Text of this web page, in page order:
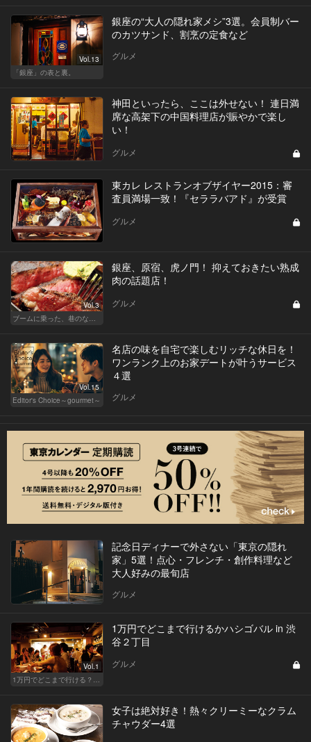
Vol.13
「銀座」の表と裏。
銀座の“大人の隠れ家メシ”3選。会員制バー
のカツサンド、割烹の定食など
グルメ
神田といったら、ここは外せない！ 連日満
席な高架下の中国料理店が賑やかで楽し
い！
グルメ
東カレ レストランオブザイヤー2015：審
査員満場一致！『セララバアド』が受賞
グルメ
Vol.3
ブームに乗った、巷のなんちゃってに喝！ 真実の熟成肉しか食べたくない！
銀座、原宿、虎ノ門！ 抑えておきたい熟成
肉の話題店！
グルメ
Vol.15
Editor's Choice～gourmet～
名店の味を自宅で楽しむリッチな休日を！
ワンランク上のお家デートが叶うサービス
４選
グルメ
記念日ディナーで外さない「東京の隠れ
家」5選！点心・フレンチ・創作料理など
大人好みの最旬店
グルメ
Vol.1
1万円でどこまで行ける？渋谷・新富町・西荻窪・神楽坂でハシゴバル
1万円でどこまで行けるかハシゴバル in 渋
谷２丁目
グルメ
女子は絶対好き！熱々クリーミーなクラム
チャウダー4選